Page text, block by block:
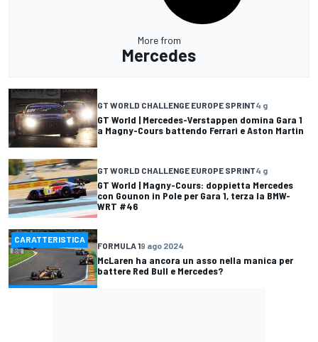
More from
Mercedes
GT WORLD CHALLENGE EUROPE SPRINT4 g
GT World | Mercedes-Verstappen domina Gara 1
a Magny-Cours battendo Ferrari e Aston Martin
GT WORLD CHALLENGE EUROPE SPRINT4 g
GT World | Magny-Cours: doppietta Mercedes
con Gounon in Pole per Gara 1, terza la BMW-
WRT #46
CARATTERISTICA
FORMULA 19 ago 2024
McLaren ha ancora un asso nella manica per
battere Red Bull e Mercedes?